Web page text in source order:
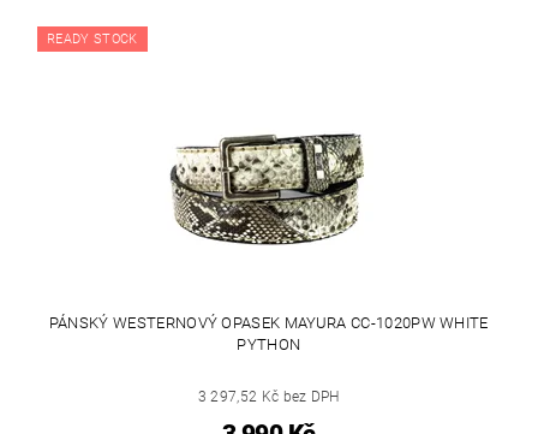
READY STOCK
PÁNSKÝ WESTERNOVÝ OPASEK MAYURA CC-1020PW WHITE
PYTHON
3 297,52 Kč bez DPH